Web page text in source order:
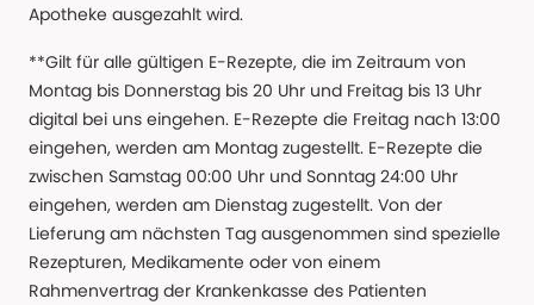
Apotheke ausgezahlt wird.
**Gilt für alle gültigen E-Rezepte, die im Zeitraum von
Montag bis Donnerstag bis 20 Uhr und Freitag bis 13 Uhr
digital bei uns eingehen. E-Rezepte die Freitag nach 13:00
eingehen, werden am Montag zugestellt. E-Rezepte die
zwischen Samstag 00:00 Uhr und Sonntag 24:00 Uhr
eingehen, werden am Dienstag zugestellt. Von der
Lieferung am nächsten Tag ausgenommen sind spezielle
Rezepturen, Medikamente oder von einem
Rahmenvertrag der Krankenkasse des Patienten